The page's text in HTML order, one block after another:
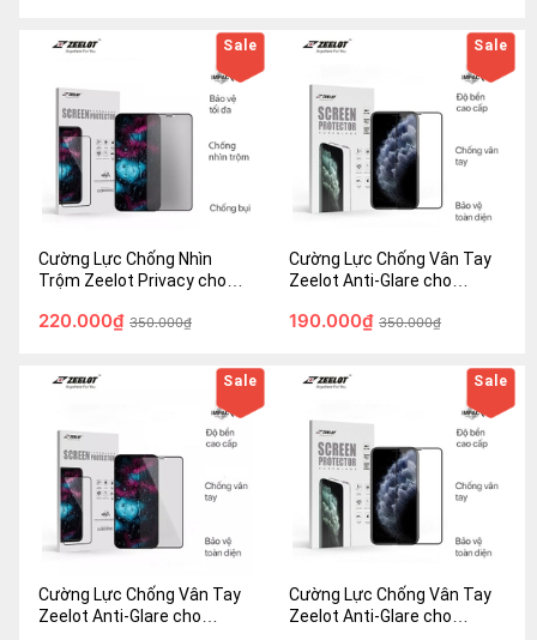
Sale
Cường Lực Chống Nhìn
Trộm Zeelot Privacy cho
Pro Max (6.5") - Hàng Fullbox
220.000₫ 350.000₫
Sale
Cường Lực Chống Vân Tay
Zeelot Anti-Glare cho
Pro Max (6.5") - Hàng Fullbox
190.000₫ 350.000₫
Sale
Cường Lực Chống Vân Tay
Zeelot Anti-Glare cho
Sale
Cường Lực Chống Vân Tay
Zeelot Anti-Glare cho